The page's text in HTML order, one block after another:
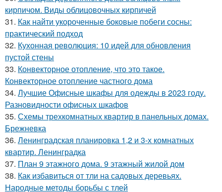
кирпичом. Виды облицовочных кирпичей
31. Как найти укороченные боковые побеги сосны:
практический подход
32. Кухонная революция: 10 идей для обновления
пустой стены
33. Конвекторное отопление, что это такое.
Конвекторное отопление частного дома
34. Лучшие Офисные шкафы для одежды в 2023 году.
Разновидности офисных шкафов
35. Схемы трехкомнатных квартир в панельных домах.
Брежневка
36. Ленинградская планировка 1,2 и 3-х комнатных
квартир. Ленинградка
37. План 9 этажного дома. 9 этажный жилой дом
38. Как избавиться от тли на садовых деревьях.
Народные методы борьбы с тлей